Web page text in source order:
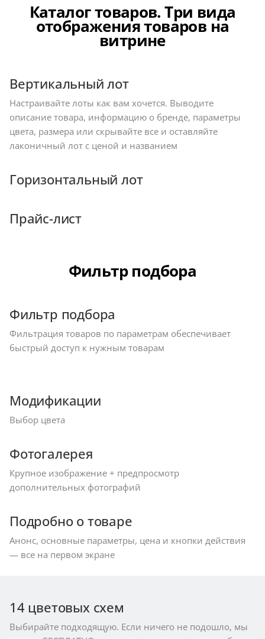
Каталог товаров. Три вида
отображения товаров на
витрине
Вертикальный лот
Настраивайте лоты как вам хочется. Выводите
описание товара, информацию о бренде, параметры
цвета, размера или скрывайте все и оставляйте
лаконичный лот с ценой и названием
Горизонтальный лот
Прайс-лист
Фильтр подбора
Фильтр подбора
Фильтрация товаров по параметрам обеспечивает
быстрый доступ к нужным товарам
Модификации
Выбор цвета
Фотогалерея
Крупное изображение + предпросмотр
дополнительных фотографий
Подробно о товаре
Анонс, основные параметры, цена и кнопки действия
— все на первом экране
14 цветовых схем
Выбирайте подходящую. Если ничего не подошло, мы